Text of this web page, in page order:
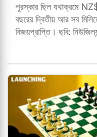
পুরস্কার ছিল যথাক্রমে
বছরের দ্বিতীয় আর সব মিলিয়ে
বিজয়প্রাপ্তি। ছবি: